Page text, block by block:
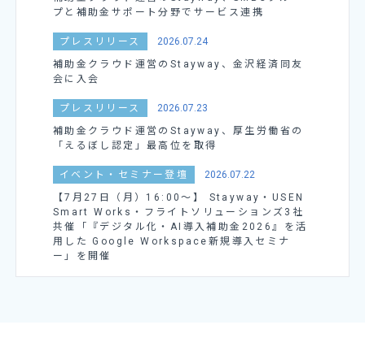
プと補助金サポート分野でサービス連携
プレスリリース
2026.07.24
補助金クラウド運営のStayway、金沢経済同友
会に入会
プレスリリース
2026.07.23
補助金クラウド運営のStayway、厚生労働省の
「えるぼし認定」最高位を取得
イベント・セミナー登壇
2026.07.22
【7月27日（月）16:00～】 Stayway・USEN
Smart Works・フライトソリューションズ3社
共催「『デジタル化・AI導入補助金2026』を活
用した Google Workspace新規導入セミナ
ー」を開催